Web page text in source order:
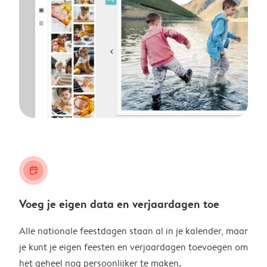
calendar_plus
Voeg je eigen data en verjaardagen toe
Alle nationale feestdagen staan al in je kalender, maar
je kunt je eigen feesten en verjaardagen toevoegen om
het geheel nog persoonlijker te maken.